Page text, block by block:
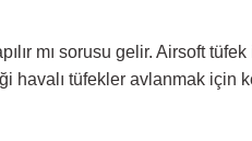
mı sorusu gelir. Airsoft
tüfekler avlanmak için